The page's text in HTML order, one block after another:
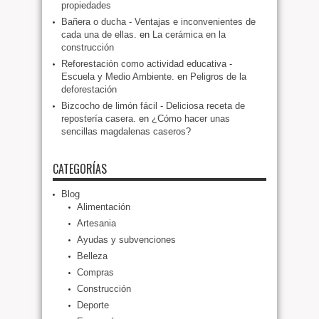
propiedades
Bañera o ducha - Ventajas e inconvenientes de
cada una de ellas. en La cerámica en la
construcción
Reforestación como actividad educativa -
Escuela y Medio Ambiente. en Peligros de la
deforestación
Bizcocho de limón fácil - Deliciosa receta de
repostería casera. en ¿Cómo hacer unas
sencillas magdalenas caseros?
CATEGORÍAS
Blog
Alimentación
Artesania
Ayudas y subvenciones
Belleza
Compras
Construcción
Deporte